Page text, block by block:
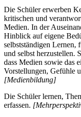
Die Schüler erwerben
kritischen und
Medien. In der
Hinblick auf eigene
selbstständigen Lernen,
und selbst herzustellen.
dass Medien sowie das
Vorstellungen, Gefühle
[Medienbildung]
Die Schüler lernen,
erfassen.